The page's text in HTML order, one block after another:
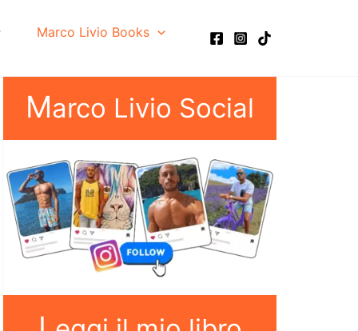
Marco Livio Books
Marco Livio Social